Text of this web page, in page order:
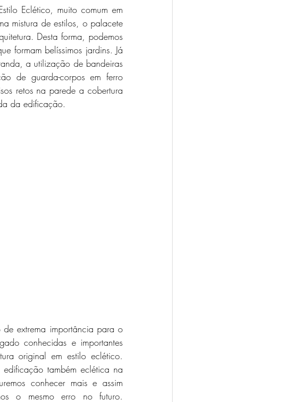
mistura de estilos, o palacete
Desta forma, podemos
formam belíssimos jardins. Já
a utilização de bandeiras
de guarda-corpos em ferro
retos na parede a cobertura
da edificação.
conhecidas e importantes
original em estilo eclético.
também eclética na
conhecer mais e assim